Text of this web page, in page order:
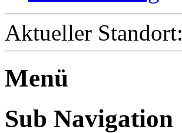
Aktueller Standort:
Menü
Sub Navigation